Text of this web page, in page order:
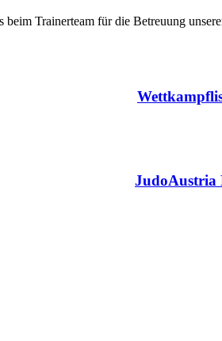
Trainerteam für die Betreuung
JudoAustria